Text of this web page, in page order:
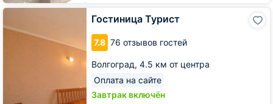
Гостиница Турист
7.8 76 отзывов гостей
Волгоград, 4.5 км от центра
Оплата на сайте
Завтрак включён
Гостиница